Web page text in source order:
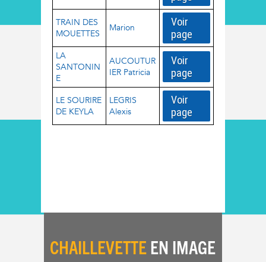
TRAIN DES
MOUETTES
Marion
Voir
page
LA
SANTONIN
E
AUCOUTUR
IER Patricia
Voir
page
LE SOURIRE
DE KEYLA
LEGRIS
Alexis
Voir
page
CHAILLEVETTE EN IMAGE